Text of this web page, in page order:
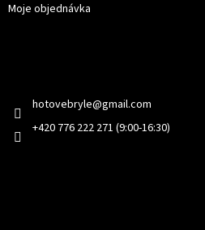
Moje objednávka
hotovebryle@gmail.com
+420 776 222 271 (9:00-16:30)